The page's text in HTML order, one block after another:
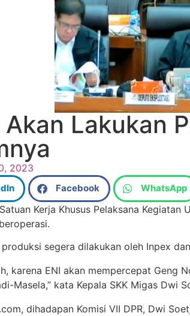
Akan Lakukan
2023
Facebook WhatsApp
Kerja Khusus Pelaksana Kegiatan
segera dilakukan oleh Inpex
karena ENI akan mempercepat
Masela,” kata Kepala SKK Migas Dwi
dihadapan Komisi VII DPR, Dwi